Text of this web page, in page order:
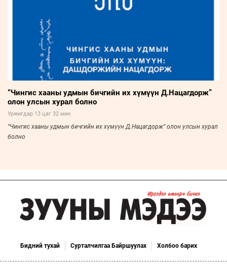
“Чингис хааны удмын бичгийн их хүмүүн Д.Нацагдорж”
олон улсын хурал болно
Уржигдар 13 цаг 32 мин
“Чингис хааны удмын бичгийн их хүмүүн Д.Нацагдорж” олон улсын хурал
болно
Бидний тухай Сурталчилгаа Байршуулах Холбоо барих